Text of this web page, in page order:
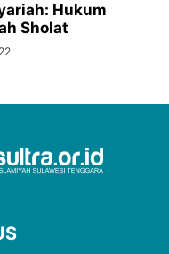
Hukum
Sholat